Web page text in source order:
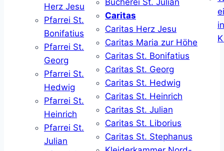
Herz Jesu
Pfarrei St.
Bonifatius
Pfarrei St.
Georg
Pfarrei St.
Hedwig
Pfarrei St.
Heinrich
Pfarrei St.
Julian
Bücherei St. Julian
Caritas
Caritas Herz Jesu
Caritas Maria zur Höhe
Caritas St. Bonifatius
Caritas St. Georg
Caritas St. Hedwig
Caritas St. Heinrich
Caritas St. Julian
Caritas St. Liborius
Caritas St. Stephanus